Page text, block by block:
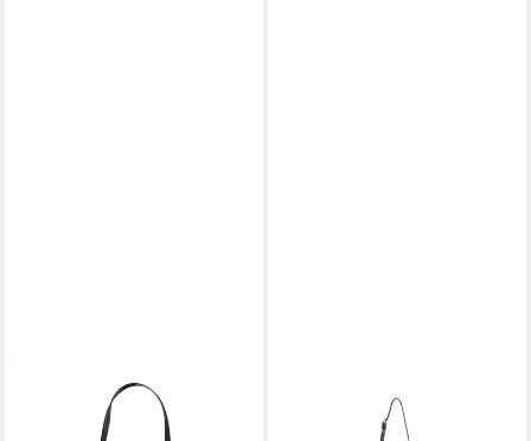
Schultertasche
1.360,00 € UVP 1.600,00 €
Schultertasche
UVP 1.980,00 €